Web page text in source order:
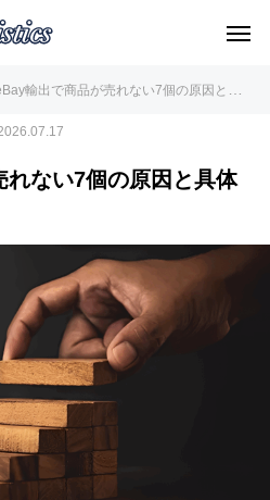
輸出で商品が売れない7個の原因と具体的な改善策
ない7個の原因と具体